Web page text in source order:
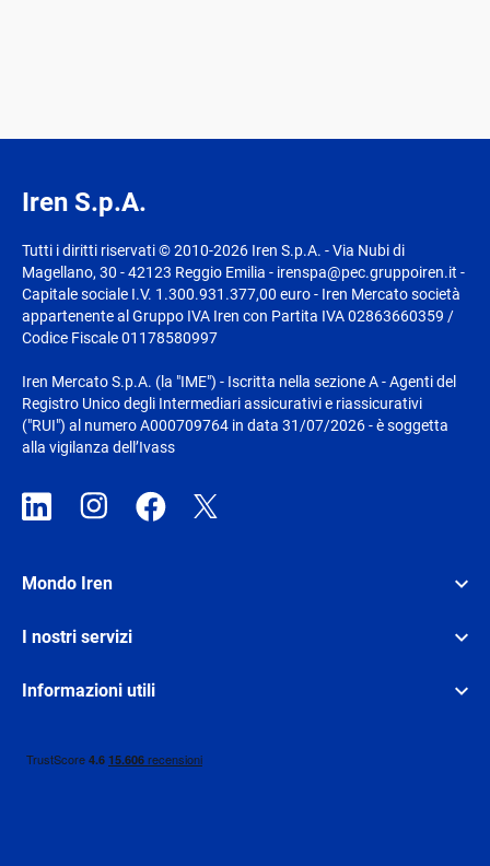
Iren S.p.A.
Tutti i diritti riservati © 2010-2026 Iren S.p.A. - Via Nubi di
Magellano, 30 - 42123 Reggio Emilia - irenspa@pec.gruppoiren.it -
Capitale sociale I.V. 1.300.931.377,00 euro - Iren Mercato società
appartenente al Gruppo IVA Iren con Partita IVA 02863660359 /
Codice Fiscale 01178580997
Iren Mercato S.p.A. (la "IME") - Iscritta nella sezione A - Agenti del
Registro Unico degli Intermediari assicurativi e riassicurativi
("RUI") al numero A000709764 in data 31/07/2026 - è soggetta
alla vigilanza dell’Ivass
Mondo Iren
I nostri servizi
Informazioni utili